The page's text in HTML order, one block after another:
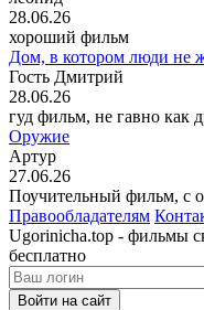
28.06.26
хороший фильм
Дом, в котором люди не
Гость Дмитрий
28.06.26
гуд фильм, не гавно как
Оружие
Артур
27.06.26
Поучительный фильм, с
Правообладателям
Ugorinicha.top - фильмы
бесплатно
Войти на сайт